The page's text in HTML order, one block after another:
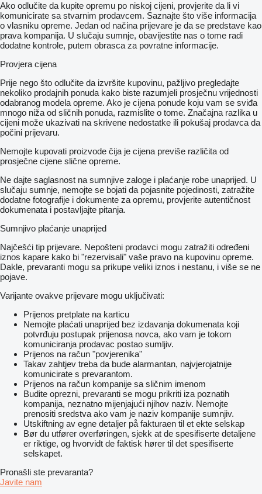
Ako odlučite da kupite opremu po niskoj cijeni, provjerite da li vi
komunicirate sa stvarnim prodavcem. Saznajte što više informacija
o vlasniku opreme. Jedan od načina prijevare je da se predstave kao
prava kompanija. U slučaju sumnje, obavijestite nas o tome radi
dodatne kontrole, putem obrasca za povratne informacije.
Provjera cijena
Prije nego što odlučite da izvršite kupovinu, pažljivo pregledajte
nekoliko prodajnih ponuda kako biste razumjeli prosječnu vrijednosti
odabranog modela opreme. Ako je cijena ponude koju vam se sviđa
mnogo niža od sličnih ponuda, razmislite o tome. Značajna razlika u
cijeni može ukazivati ​​na skrivene nedostatke ili pokušaj prodavca da
počini prijevaru.
Nemojte kupovati proizvode čija je cijena previše različita od
prosječne cijene slične opreme.
Ne dajte saglasnost na sumnjive zaloge i plaćanje robe unaprijed. U
slučaju sumnje, nemojte se bojati da pojasnite pojedinosti, zatražite
dodatne fotografije i dokumente za opremu, provjerite autentičnost
dokumenata i postavljajte pitanja.
Sumnjivo plaćanje unaprijed
Najčešći tip prijevare. Nepošteni prodavci mogu zatražiti određeni
iznos kapare kako bi "rezervisali" vaše pravo na kupovinu opreme.
Dakle, prevaranti mogu sa prikupe veliki iznos i nestanu, i više se ne
pojave.
Varijante ovakve prijevare mogu uključivati:
Prijenos pretplate na karticu
Nemojte plaćati unaprijed bez izdavanja dokumenata koji
potvrđuju postupak prijenosa novca, ako vam je tokom
komuniciranja prodavac postao sumljiv.
Prijenos na račun "povjerenika"
Takav zahtjev treba da bude alarmantan, najvjerojatnije
komunicirate s prevarantom.
Prijenos na račun kompanije sa sličnim imenom
Budite oprezni, prevaranti se mogu prikriti iza poznatih
kompanija, neznatno mijenjajući njihov naziv. Nemojte
prenositi sredstva ako vam je naziv kompanije sumnjiv.
Utskiftning av egne detaljer på fakturaen til et ekte selskap
Bør du utfører overføringen, sjekk at de spesifiserte detaljene
er riktige, og hvorvidt de faktisk hører til det spesifiserte
selskapet.
Pronašli ste prevaranta?
Javite nam